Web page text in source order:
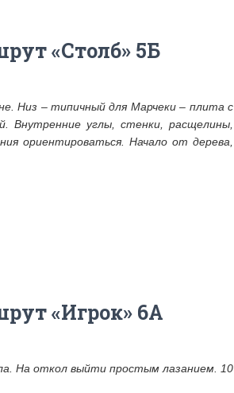
«Столб» 5Б
Низ – типичный для Марчеки – плита с
Внутренние углы, стенки, расщелины,
ориентироваться. Начало от дерева,
«Игрок» 6А
На откол выйти простым лазанием. 10